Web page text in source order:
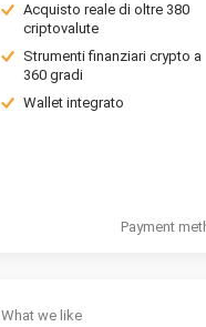
Acquisto reale di oltre 380
criptovalute
Strumenti finanziari crypto a
360 gradi
Wallet integrato
Payment
What we like